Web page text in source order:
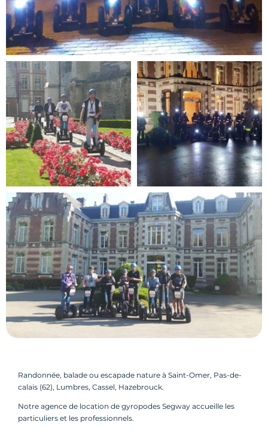
Randonnée, balade ou escapade nature à Saint-Omer, Pas-de-
calais (62), Lumbres, Cassel, Hazebrouck.
Notre agence de location de gyropodes Segway accueille les
particuliers et les professionnels.